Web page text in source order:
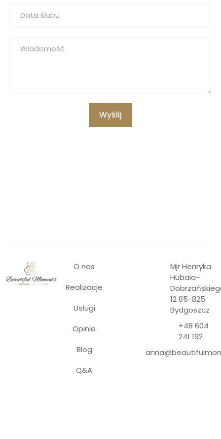
Wyślij
O nas
Realizacje
Usługi
Opinie
Blog
Q&A
Mjr Henryka
Hubala-
12 85-825
Bydgoszcz
+48 604
241 192